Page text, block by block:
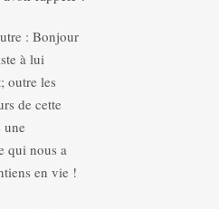
: Bonjour
à lui
outre les
de cette
une
qui nous a
en vie !